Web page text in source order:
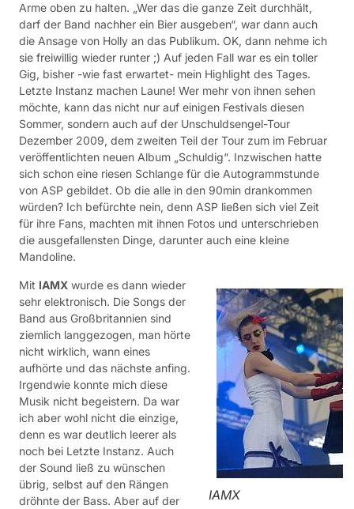
Arme oben zu halten. „Wer das die ganze Zeit durchhält,
darf der Band nachher ein Bier ausgeben“, war dann auch
die Ansage von Holly an das Publikum. OK, dann nehme ich
sie freiwillig wieder runter ;) Auf jeden Fall war es ein toller
Gig, bisher -wie fast erwartet- mein Highlight des Tages.
Letzte Instanz machen Laune! Wer mehr von ihnen sehen
möchte, kann das nicht nur auf einigen Festivals diesen
Sommer, sondern auch auf der Unschuldsengel-Tour
Dezember 2009, dem zweiten Teil der Tour zum im Februar
veröffentlichten neuen Album „Schuldig“. Inzwischen hatte
sich schon eine riesen Schlange für die Autogrammstunde
von ASP gebildet. Ob die alle in den 90min drankommen
würden? Ich befürchte nein, denn ASP ließen sich viel Zeit
für ihre Fans, machten mit ihnen Fotos und unterschrieben
die ausgefallensten Dinge, darunter auch eine kleine
Mandoline.
IAMX
Mit IAMX wurde es dann wieder
sehr elektronisch. Die Songs der
Band aus Großbritannien sind
ziemlich langgezogen, man hörte
nicht wirklich, wann eines
aufhörte und das nächste anfing.
Irgendwie konnte mich diese
Musik nicht begeistern. Da war
ich aber wohl nicht die einzige,
denn es war deutlich leerer als
noch bei Letzte Instanz. Auch
der Sound ließ zu wünschen
übrig, selbst auf den Rängen
dröhnte der Bass. Aber auf der